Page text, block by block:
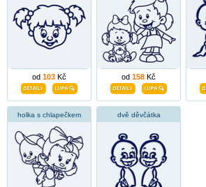
od 103 Kč od 158 Kč
holka s chlapečkem dvě děvčátka